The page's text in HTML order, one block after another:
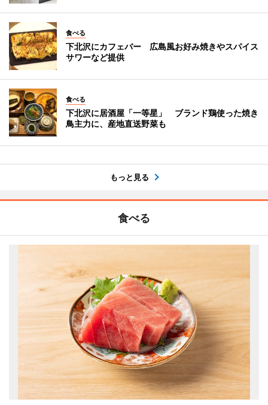
食べる
下北沢にカフェバー 広島風お好み焼きやスパイス
サワーなど提供
食べる
下北沢に居酒屋「一等星」 ブランド鶏使った焼き
鳥主力に、産地直送野菜も
もっと見る
食べる